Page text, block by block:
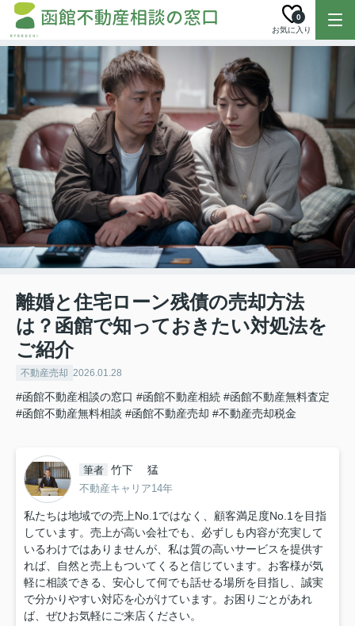
お気に入り
0
離婚と住宅ローン残債の売却方法
は？函館で知っておきたい対処法を
ご紹介
不動産売却 2026.01.28
#函館不動産相談の窓口 #函館不動産相続 #函館不動産無料査定
#函館不動産無料相談 #函館不動産売却 #不動産売却税金
筆者 竹下 猛
不動産キャリア14年
私たちは地域での売上No.1ではなく、顧客満足度No.1を目指
しています。売上が高い会社でも、必ずしも内容が充実して
いるわけではありませんが、私は質の高いサービスを提供す
れば、自然と売上もついてくると信じています。お客様が気
軽に相談できる、安心して何でも話せる場所を目指し、誠実
で分かりやすい対応を心がけています。お困りごとがあれ
ば、ぜひお気軽にご来店ください。